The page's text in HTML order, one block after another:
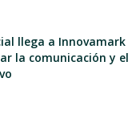
llega a Innovamark
la comunicación y el